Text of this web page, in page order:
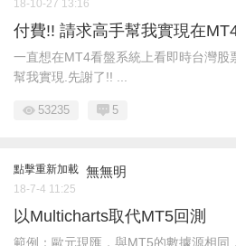
18-10-27 13:16
付費!! 請求高手幫我實現在
一直想在MT4看盤系統上看即時台灣股
幫我實現.先謝了!! ...
53235 5
點擊重新加載 無無明
18-7-4 11:25
以Multicharts取代MT5回測
範例：歐元現匯，與MT5的數據源相同